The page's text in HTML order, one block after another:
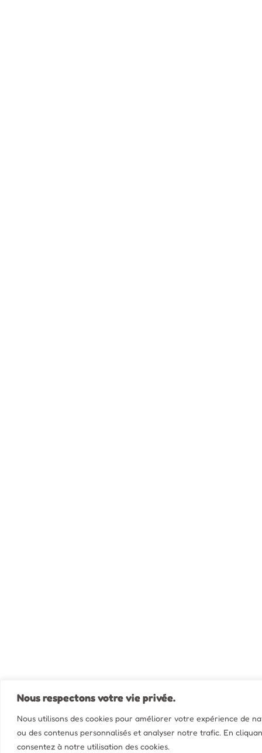
Nous respectons votre vie privée.
Nous utilisons des cookies pour améliorer votre expérience de
ou des contenus personnalisés et analyser notre trafic. En
consentez à notre utilisation des cookies.